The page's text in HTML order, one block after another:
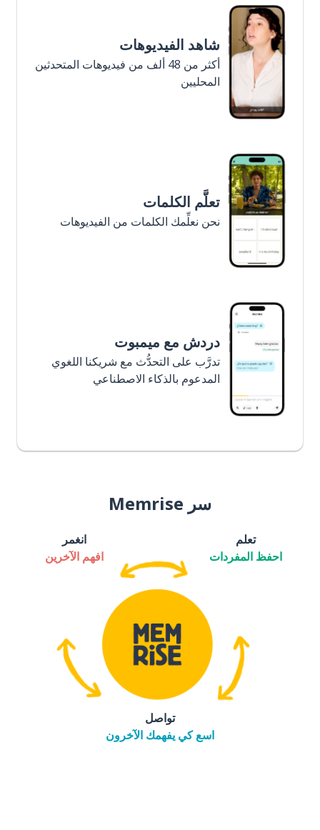
شاهد الفيديوهات
أكثر من 48 ألف من فيديوهات المتحدثين
المحليين
تعلَّم الكلمات
نحن نعلِّمك الكلمات من الفيديوهات
دردش مع ميمبوت
تدرَّب على التحدُّث مع شريكنا اللغوي
المدعوم بالذكاء الاصطناعي
سر Memrise
تعلم
احفظ المفردات
انغمر
افهم الآخرين
تواصل
اسع كي يفهمك الآخرون